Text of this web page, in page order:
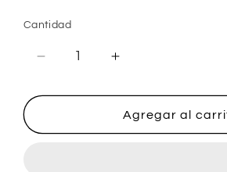
Cantidad
Reducir
para
Perla
Aumentar
para
Broqueles
Perla
Agregar al